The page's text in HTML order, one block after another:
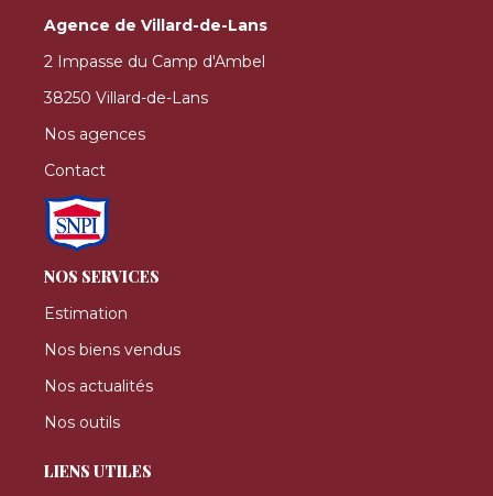
Agence de Villard-de-Lans
2 Impasse du Camp d'Ambel
38250 Villard-de-Lans
Nos agences
Contact
NOS SERVICES
Estimation
Nos biens vendus
Nos actualités
Nos outils
LIENS UTILES